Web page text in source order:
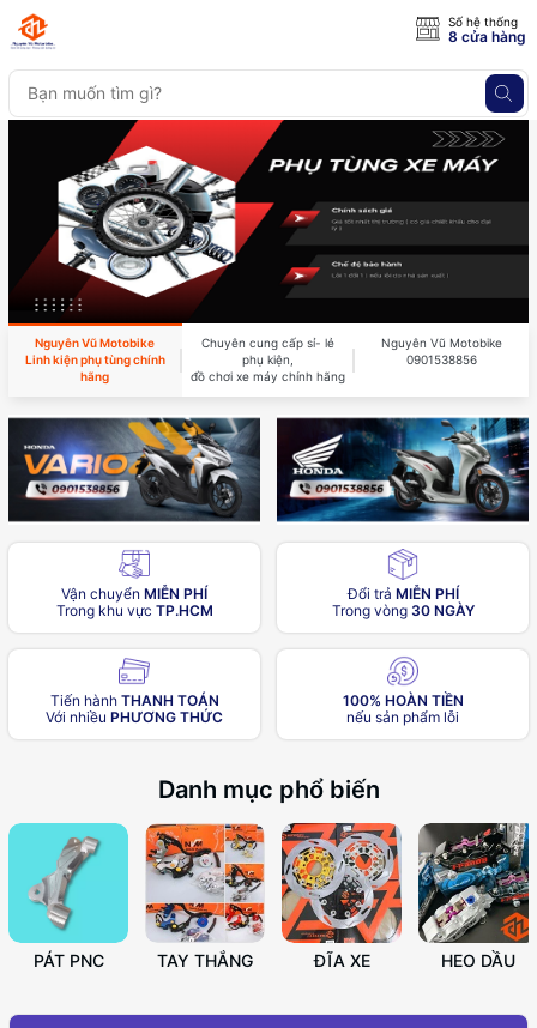
Số hệ thống
8 cửa hàng
Nguyên Vũ Motobike
Linh kiện phụ tùng chính
hãng
Chuyên cung cấp sỉ- lẻ
phụ kiện,
đồ chơi xe máy chính hãng
Nguyên Vũ Motobike
0901538856
Vận chuyển MIỄN PHÍ
Trong khu vực TP.HCM
Đổi trả MIỄN PHÍ
Trong vòng 30 NGÀY
Tiến hành THANH TOÁN
Với nhiều PHƯƠNG THỨC
100% HOÀN TIỀN
nếu sản phẩm lỗi
Danh mục phổ biến
PÁT PNC TAY THẮNG ĐĨA XE HEO DẦU